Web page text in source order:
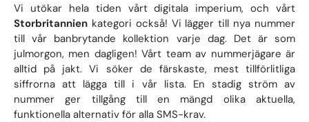
Vi utökar hela tiden vårt digitala imperium, och vårt
Storbritannien kategori också! Vi lägger till nya nummer
till vår banbrytande kollektion varje dag. Det är som
julmorgon, men dagligen! Vårt team av nummerjägare är
alltid på jakt. Vi söker de färskaste, mest tillförlitliga
siffrorna att lägga till i vår lista. En stadig ström av
nummer ger tillgång till en mängd olika aktuella,
funktionella alternativ för alla SMS-krav.